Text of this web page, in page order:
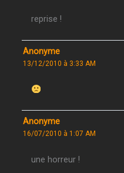
reprise !
Anonyme
13/12/2010 à 3:33 AM
Anonyme
16/07/2010 à 1:07 AM
une horreur !